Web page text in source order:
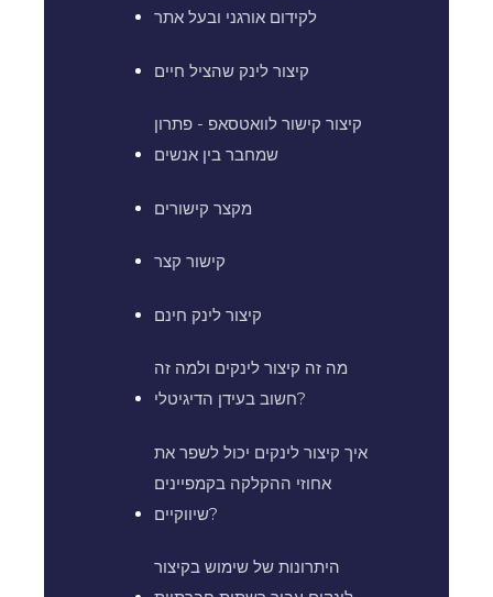
לקידום אורגני ובעל אתר
קיצור לינק שהציל חיים
קיצור קישור לוואטסאפ - פתרון
שמחבר בין אנשים
מקצר קישורים
קישור קצר
קיצור לינק חינם
מה זה קיצור לינקים ולמה זה
חשוב בעידן הדיגיטלי?
איך קיצור לינקים יכול לשפר את
אחוזי ההקלקה בקמפיינים
שיווקיים?
היתרונות של שימוש בקיצור